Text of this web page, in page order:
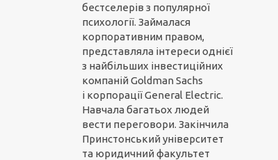
бестселерів з популярної
психології. Займалася
корпоративним правом,
представляла інтереси однієї
з найбільших інвестиційних
компаній Goldman Sachs
і корпорації General Electric.
Навчала багатьох людей
вести переговори. Закінчила
Принстонський університет
та юридичний факультет